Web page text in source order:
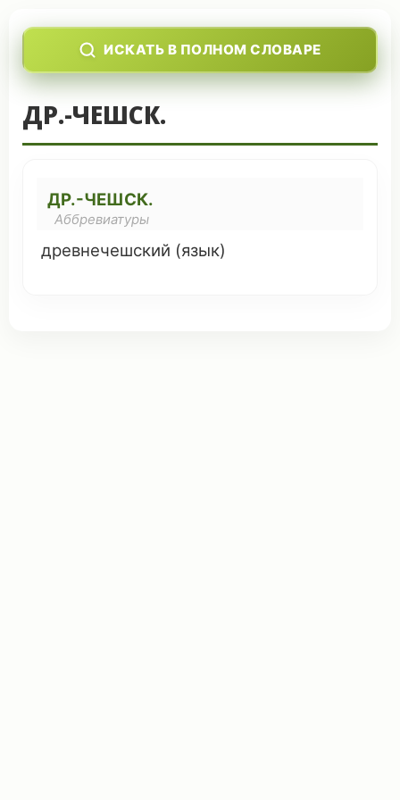
ИСКАТЬ В ПОЛНОМ СЛОВАРЕ
ДР.-ЧЕШСК.
ДР.-ЧЕШСК.
Аббревиатуры
древнечешский (язык)